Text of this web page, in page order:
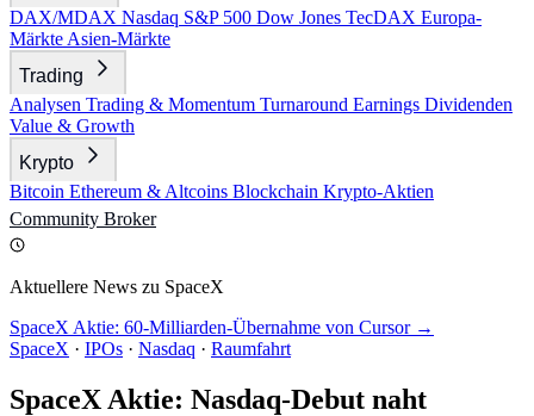
DAX/MDAX Nasdaq S&P 500 Dow Jones TecDAX Europa-
Märkte Asien-Märkte
Trading
Analysen Trading & Momentum Turnaround Earnings Dividenden
Value & Growth
Krypto
Bitcoin Ethereum & Altcoins Blockchain Krypto-Aktien
Community Broker
Aktuellere News zu SpaceX
SpaceX Aktie: 60-Milliarden-Übernahme von Cursor →
SpaceX · IPOs · Nasdaq · Raumfahrt
SpaceX Aktie: Nasdaq-Debut naht